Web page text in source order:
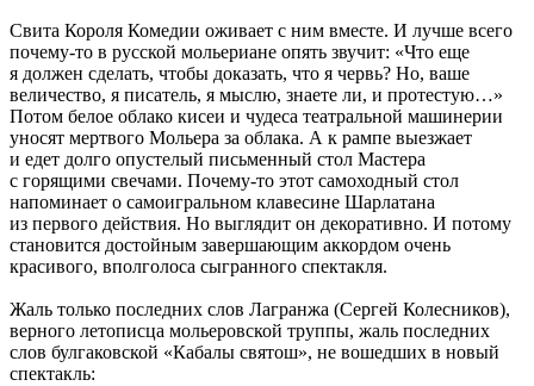
Свита Короля Комедии оживает с ним вместе. И лучше всего
почему-то в русской мольериане опять звучит: «Что еще
я должен сделать, чтобы доказать, что я червь? Но, ваше
величество, я писатель, я мыслю, знаете ли, и протестую…»
Потом белое облако кисеи и чудеса театральной машинерии
уносят мертвого Мольера за облака. А к рампе выезжает
и едет долго опустелый письменный стол Мастера
с горящими свечами. Почему-то этот самоходный стол
напоминает о самоигральном клавесине Шарлатана
из первого действия. Но выглядит он декоративно. И потому
становится достойным завершающим аккордом очень
красивого, вполголоса сыгранного спектакля.
Жаль только последних слов Лагранжа (Сергей Колесников),
верного летописца мольеровской труппы, жаль последних
слов булгаковской «Кабалы святош», не вошедших в новый
спектакль: